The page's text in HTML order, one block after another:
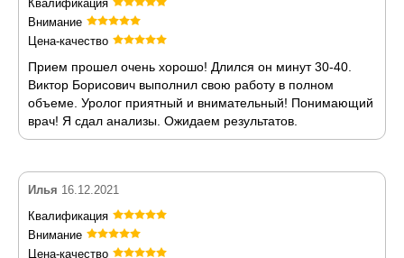
Квалификация
Внимание
Цена-качество
Прием прошел очень хорошо! Длился он минут 30-40.
Виктор Борисович выполнил свою работу в полном
объеме. Уролог приятный и внимательный! Понимающий
врач! Я сдал анализы. Ожидаем результатов.
Илья 16.12.2021
Квалификация
Внимание
Цена-качество